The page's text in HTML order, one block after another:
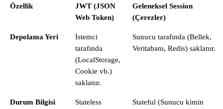
Özellik
JWT (JSON
Web Token)
Geleneksel Session
(Çerezler)
Depolama Yeri
İstemci
tarafında
(LocalStorage,
Cookie vb.)
saklanır.
Sunucu tarafında (Bellek,
Veritabanı, Redis) saklanır.
Durum Bilgisi
Stateless
Stateful (Sunucu kimin